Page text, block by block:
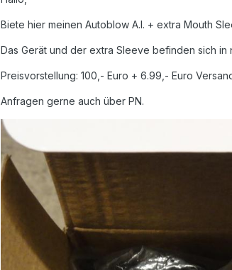
Biete hier meinen Autoblow A.I. + extra Mouth
Das Gerät und der extra Sleeve befinden sich
Preisvorstellung: 100,- Euro + 6.99,- Euro
Anfragen gerne auch über PN.